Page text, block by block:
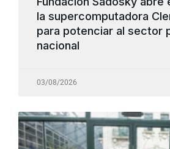
la supercomputadora
para potenciar al sector
nacional
03/08/2026